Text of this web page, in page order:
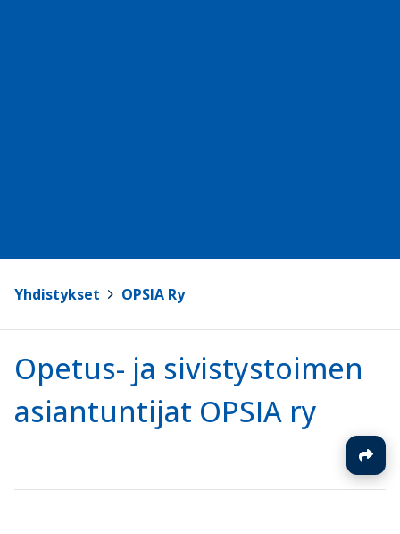
Yhdistykset OPSIA Ry
Opetus- ja sivistystoimen
asiantuntijat OPSIA ry